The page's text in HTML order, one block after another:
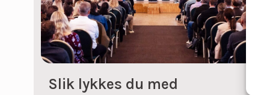
Slik lykkes du med